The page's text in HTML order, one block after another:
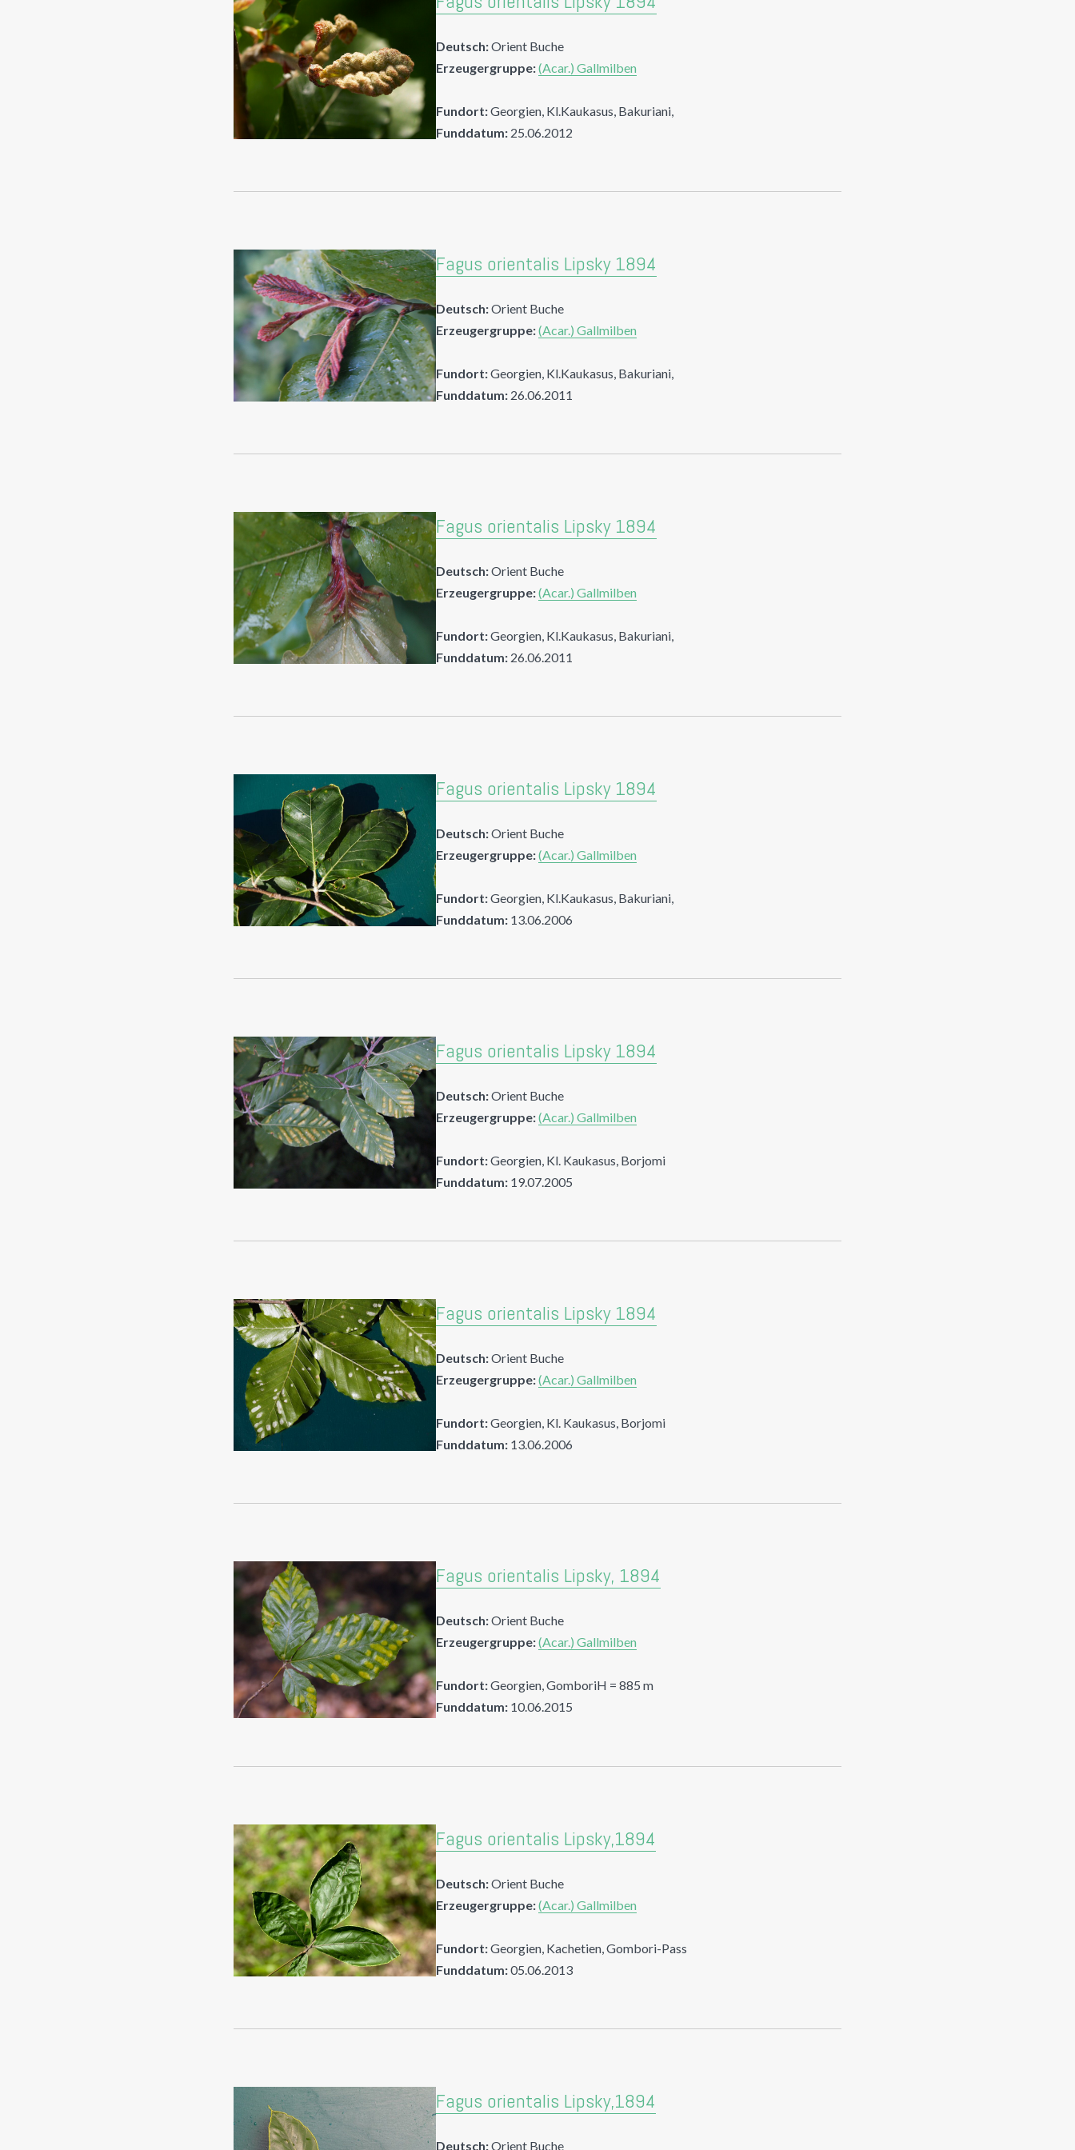
Deutsch:Orient Buche
Erzeugergruppe:(Acar.) Gallmilben
Fundort:Georgien, Kl.Kaukasus, Bakuriani,
Funddatum: 25.06.2012
Fagus orientalis Lipsky 1894
Deutsch:Orient Buche
Erzeugergruppe:(Acar.) Gallmilben
Fundort:Georgien, Kl.Kaukasus, Bakuriani,
Funddatum: 26.06.2011
Fagus orientalis Lipsky 1894
Deutsch:Orient Buche
Erzeugergruppe:(Acar.) Gallmilben
Fundort:Georgien, Kl.Kaukasus, Bakuriani,
Funddatum: 26.06.2011
Fagus orientalis Lipsky 1894
Deutsch:Orient Buche
Erzeugergruppe:(Acar.) Gallmilben
Fundort:Georgien, Kl.Kaukasus, Bakuriani,
Funddatum: 13.06.2006
Fagus orientalis Lipsky 1894
Deutsch:Orient Buche
Erzeugergruppe:(Acar.) Gallmilben
Fundort:Georgien, Kl. Kaukasus, Borjomi
Funddatum: 19.07.2005
Fagus orientalis Lipsky 1894
Deutsch:Orient Buche
Erzeugergruppe:(Acar.) Gallmilben
Fundort:Georgien, Kl. Kaukasus, Borjomi
Funddatum: 13.06.2006
Fagus orientalis Lipsky, 1894
Deutsch:Orient Buche
Erzeugergruppe:(Acar.) Gallmilben
Fundort:Georgien, GomboriH = 885 m
Funddatum: 10.06.2015
Fagus orientalis Lipsky,1894
Deutsch:Orient Buche
Erzeugergruppe:(Acar.) Gallmilben
Fundort:Georgien, Kachetien, Gombori-Pass
Funddatum:05.06.2013
Fagus orientalis Lipsky,1894
Deutsch:Orient Buche